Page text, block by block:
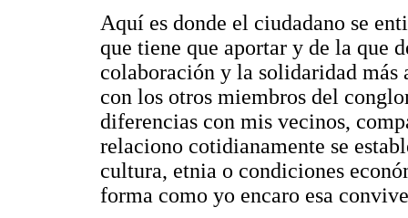
Aquí es donde el ciudadano se
que tiene que aportar y de la que
colaboración y la solidaridad más
con los otros miembros del
diferencias con mis vecinos,
relaciono cotidianamente se
cultura, etnia o condiciones
forma como yo encaro esa